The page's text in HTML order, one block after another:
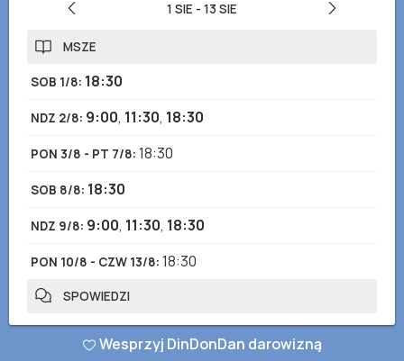
1 SIE - 13 SIE
MSZE
SOB 1/8: 18:30
NDZ 2/8: 9:00, 11:30, 18:30
PON 3/8 - PT 7/8: 18:30
SOB 8/8: 18:30
NDZ 9/8: 9:00, 11:30, 18:30
PON 10/8 - CZW 13/8: 18:30
SPOWIEDZI
SOB 1/8 - CZW 13/8:17:00-18:30
Wesprzyj DinDonDan darowizną